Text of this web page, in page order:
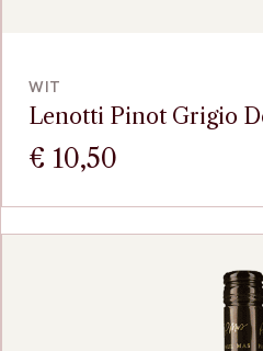
WIT
Lenotti Pinot Grigio
€ 10,50